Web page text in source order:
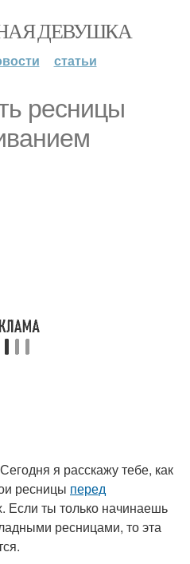
ДЕВУШКА
статьи
ресницы
я расскажу тебе, как
ресницы перед
Если ты только начинаешь
ресницами, то эта